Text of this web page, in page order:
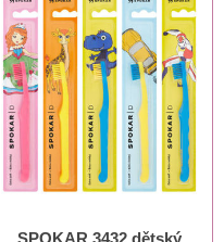
SPOKAR 3432 dětský